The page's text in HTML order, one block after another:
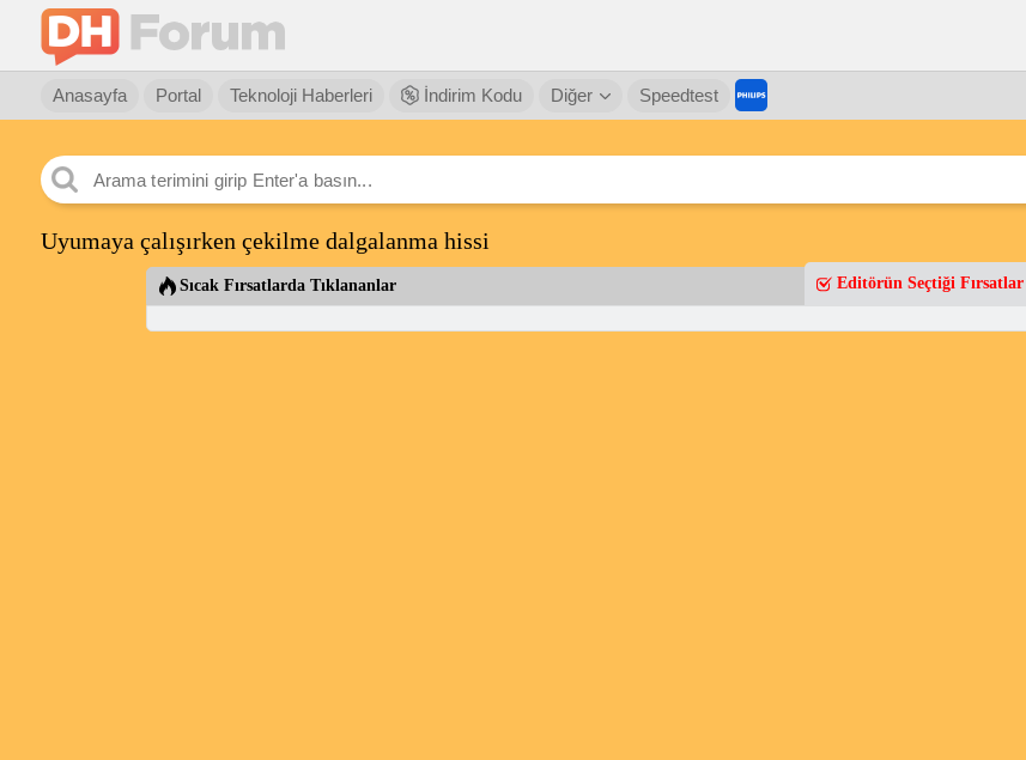
Anasayfa Portal Teknoloji Haberleri İndirim Kodu Diğer Speedtest
Uyumaya çalışırken çekilme dalgalanma hissi
Sıcak Fırsatlarda Tıklananlar Editörün Seçtiği Fırsatlar